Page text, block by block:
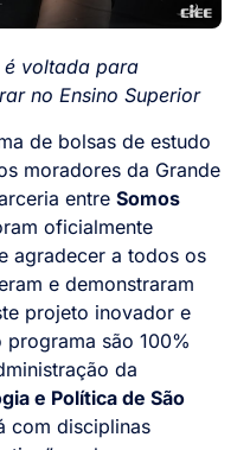
é voltada para
no Ensino Superior
de bolsas de estudo
moradores da Grande
entre Somos
oficialmente
agradecer a todos os
e demonstraram
projeto inovador e
são 100%
da
e Política de São
com disciplinas